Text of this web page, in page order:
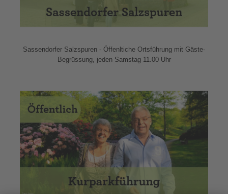
Sassendorfer Salzspuren - Öffenltiche Ortsführung mit Gäste-
Begrüssung, jeden Samstag 11.00 Uhr